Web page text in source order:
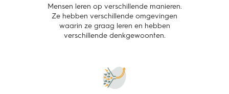
Mensen leren op verschillende manieren.
Ze hebben verschillende omgevingen
waarin ze graag leren en hebben
verschillende denkgewoonten.